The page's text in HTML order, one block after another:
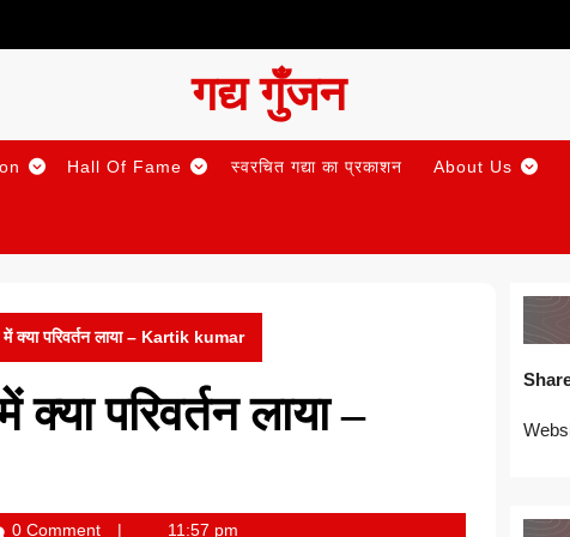
गद्य गुँजन
Hall Of Fame स्वरचित गद्या का प्रकाशन About Us
क्या परिवर्तन लाया – Kartik kumar
परिवर्तन लाया –
0 Comment 11:57 pm